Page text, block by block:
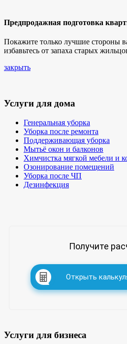
Предпродажная подготовка
Покажите только лучшие стороны
избавьтесь от запаха старых
закрыть
Услуги для дома
Генеральная уборка
Уборка после ремонта
Поддерживающая уборка
Мытьё окон и балконов
Химчистка мягкой мебели и
Озонирование помещений
Уборка после ЧП
Дезинфекция
Получите
Открыть
Услуги для бизнеса